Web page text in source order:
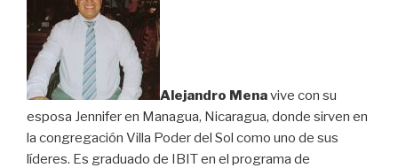
Alejandro Menavive con su
esposa Jennifer en Managua, Nicaragua, donde sirven en
la congregación Villa Poder del Sol como uno de sus
líderes. Es graduado de IBIT en el programa de